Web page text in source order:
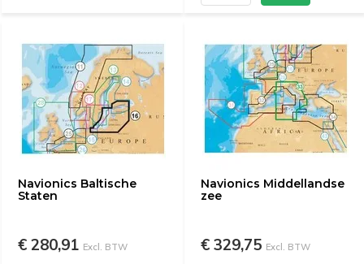
Navionics Baltische
Staten
€ 280,91 Excl. BTW
Navionics Middellandse
zee
€ 329,75 Excl. BTW